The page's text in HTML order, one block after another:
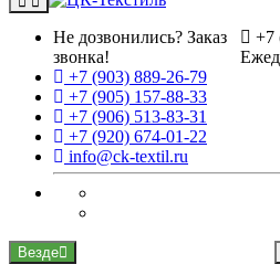
+7
Не дозвонились? Заказ
звонка!
+7 (903) 889-26-79
+7 (905) 157-88-33
+7 (906) 513-83-31
+7 (920) 674-01-22
info@ck-textil.ru
Везде